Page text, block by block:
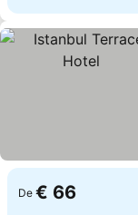
De € 66